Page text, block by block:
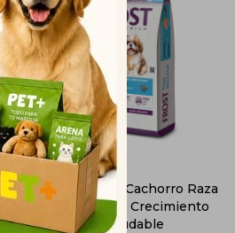
Frost Perro Cachorro Raza
Peq 2,5kg | Crecimiento
Saludable